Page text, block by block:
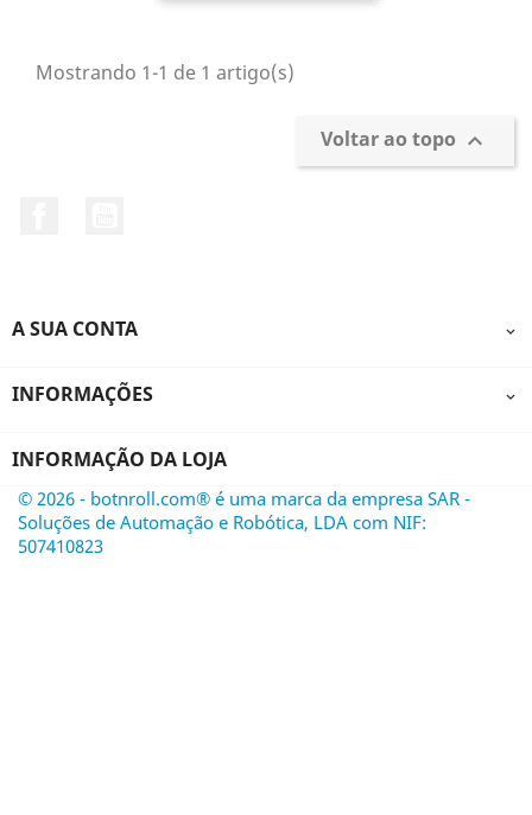
Mostrando 1-1 de 1 artigo(s)
Voltar ao topo 
A SUA CONTA 
INFORMAÇÕES 
INFORMAÇÃO DA LOJA
© 2026 - botnroll.com® é uma marca da empresa SAR -
Soluções de Automação e Robótica, LDA com NIF:
507410823